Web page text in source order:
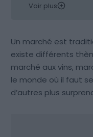
Voir plus
Un marché est
existe différents
marché aux vins,
le monde où il faut
d’autres plus